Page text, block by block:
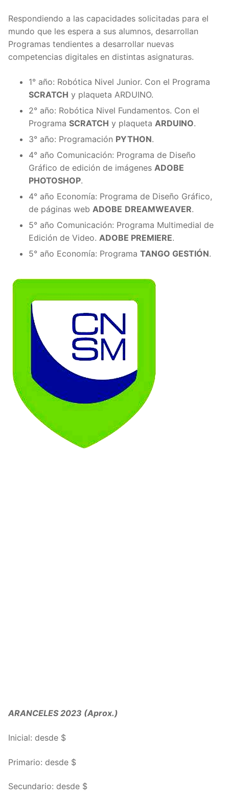
Respondiendo a las capacidades solicitadas para el
mundo que les espera a sus alumnos, desarrollan
Programas tendientes a desarrollar nuevas
competencias digitales en distintas asignaturas.
1° año: Robótica Nivel Junior. Con el Programa
SCRATCH y plaqueta ARDUINO.
2° año: Robótica Nivel Fundamentos. Con el
Programa SCRATCH y plaqueta ARDUINO.
3° año: Programación PYTHON.
4° año Comunicación: Programa de Diseño
Gráfico de edición de imágenes ADOBE
PHOTOSHOP.
4° año Economía: Programa de Diseño Gráfico,
de páginas web ADOBE DREAMWEAVER.
5° año Comunicación: Programa Multimedial de
Edición de Video. ADOBE PREMIERE.
5° año Economía: Programa TANGO GESTIÓN.
ARANCELES 2023 (Aprox.)
Inicial: desde $
Primario: desde $
Secundario: desde $